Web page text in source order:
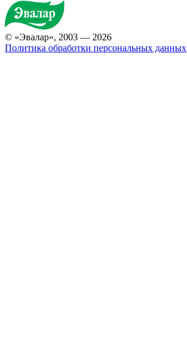
© «Эвалар», 2003 — 2026
Политика обработки персональных данных